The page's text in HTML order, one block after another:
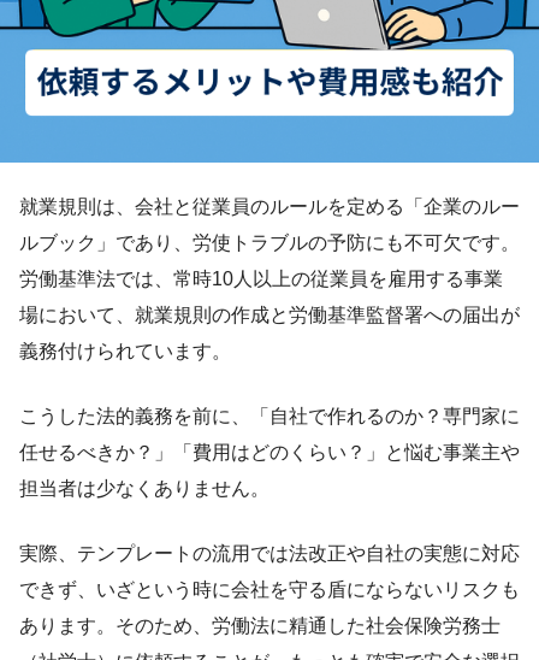
就業規則は、会社と従業員のルールを定める「企業のルー
ルブック」であり、労使トラブルの予防にも不可欠です。
労働基準法では、常時10人以上の従業員を雇用する事業
場において、就業規則の作成と労働基準監督署への届出が
義務付けられています。
こうした法的義務を前に、「自社で作れるのか？専門家に
任せるべきか？」「費用はどのくらい？」と悩む事業主や
担当者は少なくありません。
実際、テンプレートの流用では法改正や自社の実態に対応
できず、いざという時に会社を守る盾にならないリスクも
あります。そのため、労働法に精通した社会保険労務士